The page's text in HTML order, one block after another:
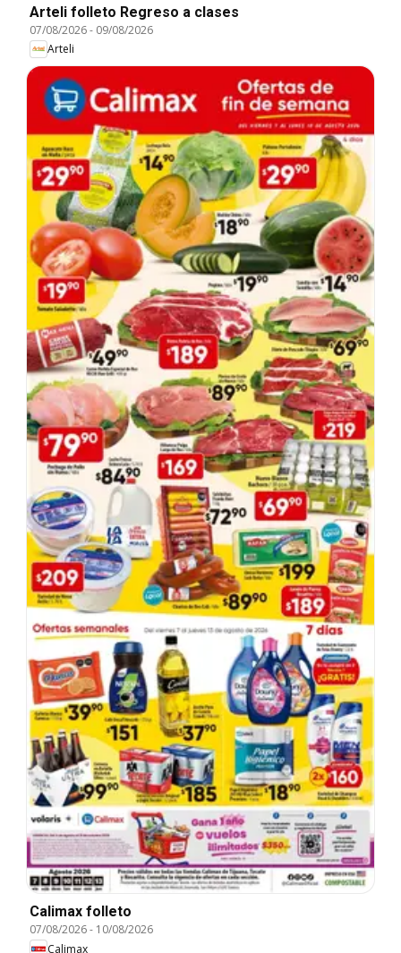
Arteli folleto Regreso a clases
07/08/2026- 09/08/2026
Arteli
Calimax folleto
07/08/2026- 10/08/2026
Calimax